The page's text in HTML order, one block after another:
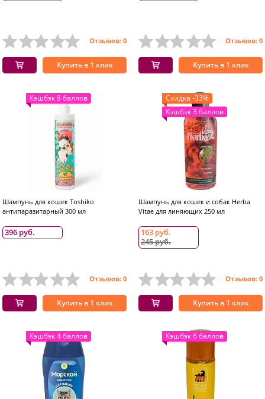
Отзывов: 0
Купить в 1 клик
Отзывов: 0
Купить в 1 клик
Кэшбэк 8 баллов
Шампунь для кошек Toshiko
антипаразитарный 300 мл
396 руб.
Отзывов: 0
Купить в 1 клик
Скидка -33%
Кэшбэк 3 баллов
Шампунь для кошек и собак Herba
Vitae для линяющих 250 мл
163 руб.
245 руб.
Отзывов: 0
Купить в 1 клик
Кэшбэк 4 баллов Кэшбэк 6 баллов